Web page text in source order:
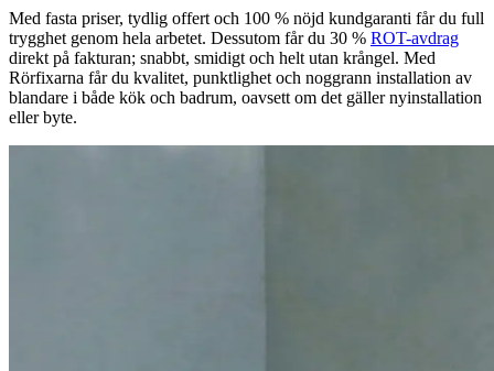
Med fasta priser, tydlig offert och 100 % nöjd kundgaranti får du full
trygghet genom hela arbetet. Dessutom får du 30 % ROT-avdrag
direkt på fakturan; snabbt, smidigt och helt utan krångel. Med
Rörfixarna får du kvalitet, punktlighet och noggrann installation av
blandare i både kök och badrum, oavsett om det gäller nyinstallation
eller byte.